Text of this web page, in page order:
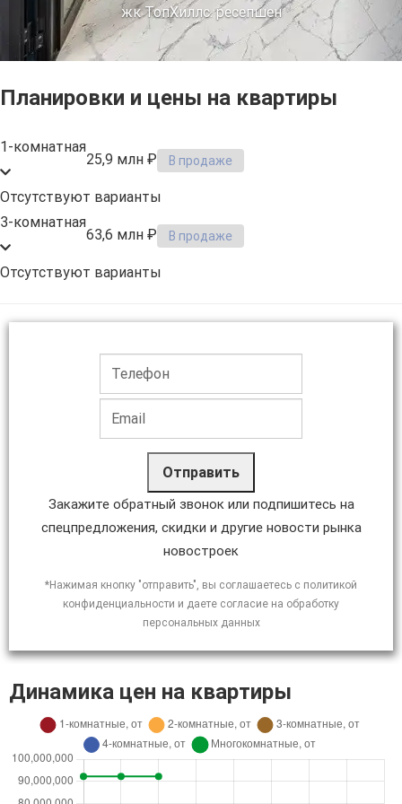
жк ТопХиллс. ресепшен
Планировки и цены на квартиры
1-комнатная
25,9 млн ₽ В продаже
Отсутствуют варианты
3-комнатная
63,6 млн ₽ В продаже
Отсутствуют варианты
Отправить
Закажите обратный звонок или подпишитесь на
спецпредложения, скидки и другие новости рынка
новостроек
*Нажимая кнопку "отправить", вы соглашаетесь с политикой
конфиденциальности и даете согласие на обработку
персональных данных
Динамика цен на квартиры